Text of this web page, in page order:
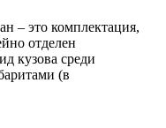
– это комплектация,
отделен
кузова среди
(в